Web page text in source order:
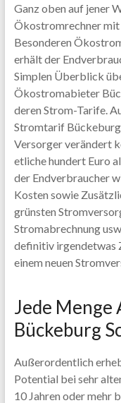
Ganz oben auf jener
Ökostromrechner mit
Besonderen
erhält der
Simplen Überblick
Ökostromabieter
deren Strom-Tarife.
Stromtarif Bückeburg
Versorger verändert
etliche hundert Euro
der Endverbraucher
Kosten sowie
grünsten
Stromabrechnung
definitiv irgendetwas
einem neuen
Jede Menge
Bückeburg
Außerordentlich
Potential bei sehr
10 Jahren oder mehr